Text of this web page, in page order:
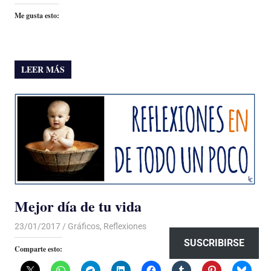
Me gusta esto:
LEER MÁS
Mejor día de tu vida
23/01/2017 Luis Castellanos
Gráficos, Reflexiones
Comparte esto:
SUSCRIBIRSE